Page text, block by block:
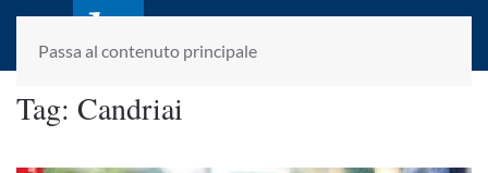
Passa al contenuto principale
laletteraturaenoi.it
fondato da Romano Luperini
Tag: Candriai